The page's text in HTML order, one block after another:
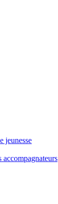
jeunesse
accompagnateurs